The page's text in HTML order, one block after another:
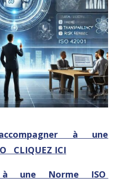
à une
CLIQUEZ ICI
à une Norme ISO